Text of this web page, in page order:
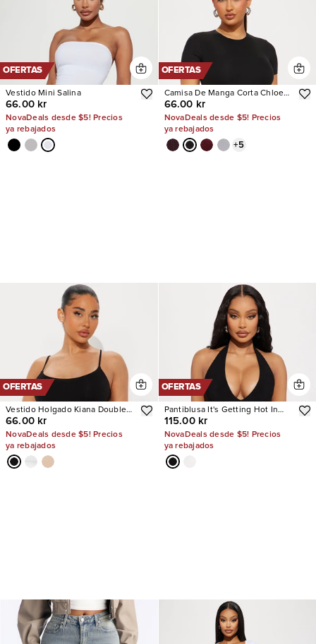
OFERTAS
Vestido Mini Salina
66.00 kr
NovaDeals desde $5! Precios
ya rebajados
OFERTAS
Camisa De Manga Corta Chloe
Crew Neck
66.00 kr
NovaDeals desde $5! Precios
ya rebajados
+5
OFERTAS
Vestido Holgado Kiana Double
Lined Jersey
66.00 kr
NovaDeals desde $5! Precios
ya rebajados
OFERTAS
Pantiblusa It's Getting Hot In
Here
115.00 kr
NovaDeals desde $5! Precios
ya rebajados